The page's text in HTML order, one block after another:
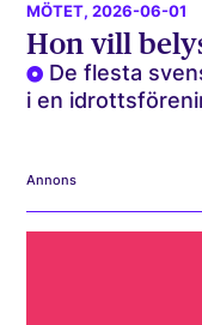
MÖTET, 2026-06-01
Hon vill
De flesta
i en
Annons